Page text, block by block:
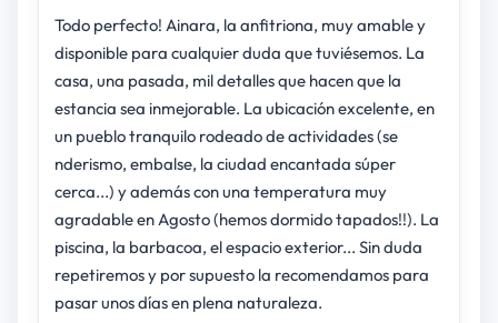
Todo perfecto! Ainara, la anfitriona, muy amable y
disponible para cualquier duda que tuviésemos. La
casa, una pasada, mil detalles que hacen que la
estancia sea inmejorable. La ubicación excelente, en
un pueblo tranquilo rodeado de actividades (se
nderismo, embalse, la ciudad encantada súper
cerca...) y además con una temperatura muy
agradable en Agosto (hemos dormido tapados!!). La
piscina, la barbacoa, el espacio exterior... Sin duda
repetiremos y por supuesto la recomendamos para
pasar unos días en plena naturaleza.